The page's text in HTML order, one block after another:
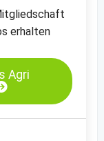
erhalten
Agri